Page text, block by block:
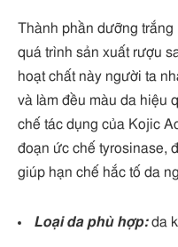
Thành phần dưỡng
quá trình sản xuất rượu
hoạt chất này người ta
và làm đều màu da hiệu
chế tác dụng của Kojic
đoạn ức chế tyrosinase,
giúp hạn chế hắc tố da
Loại da phù hợp: da